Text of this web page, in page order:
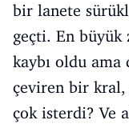
bir lanete
geçti. En büyük
kaybı oldu ama
çeviren bir kral,
çok isterdi? Ve